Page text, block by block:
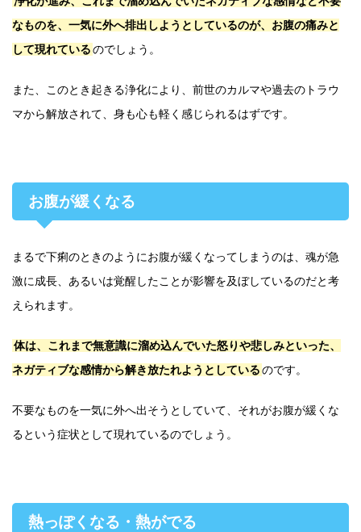
なものを、一気に外へ排出しようとしているのが、お腹の痛みと
して現れているのでしょう。
また、このとき起きる浄化により、前世のカルマや過去のトラウ
マから解放されて、身も心も軽く感じられるはずです。
お腹が緩くなる
まるで下痢のときのようにお腹が緩くなってしまうのは、魂が急
激に成長、あるいは覚醒したことが影響を及ぼしているのだと考
えられます。
体は、これまで無意識に溜め込んでいた怒りや悲しみといった、
ネガティブな感情から解き放たれようとしているのです。
不要なものを一気に外へ出そうとしていて、それがお腹が緩くな
るという症状として現れているのでしょう。
熱っぽくなる・熱がでる